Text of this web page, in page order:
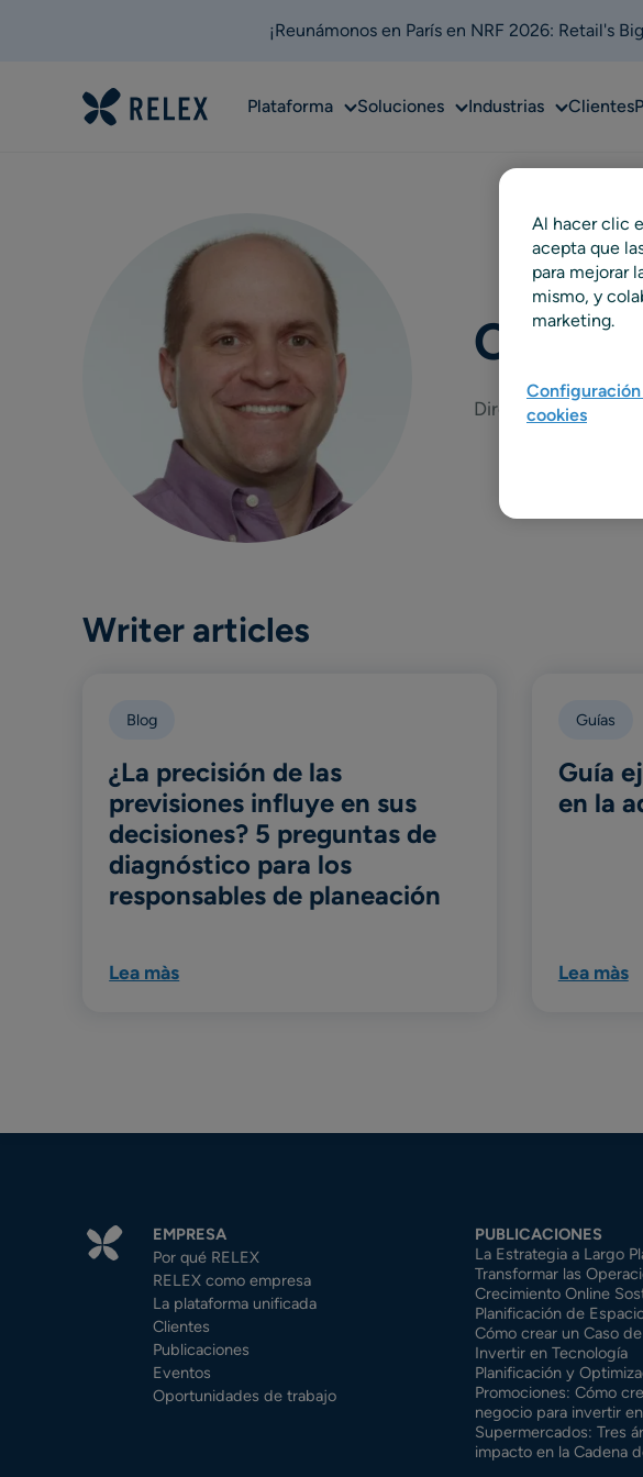
¡Reunámonos en París en NRF 2026: Retail's
PlataformaSubSolucionesSubIndustriasSubClientes
Craig
Director de
Writer articles
Blog
¿La precisión de las
previsiones influye en sus
decisiones? 5 preguntas de
diagnóstico para los
responsables de planeación
Lea màs
Guías
Guía
en la
Lea màs
EMPRESA
Por qué RELEX
RELEX como empresa
La plataforma unificada
Clientes
Publicaciones
Eventos
Oportunidades de trabajo
PUBLICACIONES
La Estrategia a Largo
Transformar las
Crecimiento Online
Planificación de
Cómo crear un Caso
Invertir en Tecnología
Planificación y
Promociones: Cómo
negocio para invertir
Supermercados: Tres
impacto en la Cadena
Al hacer clic
acepta que
para mejorar
mismo, y
marketing.
cookies